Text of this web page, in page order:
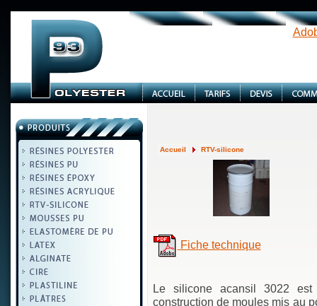
Accueil RTV-silicone
Fiche technique
Le silicone acansil 3022
construction de moules mis au